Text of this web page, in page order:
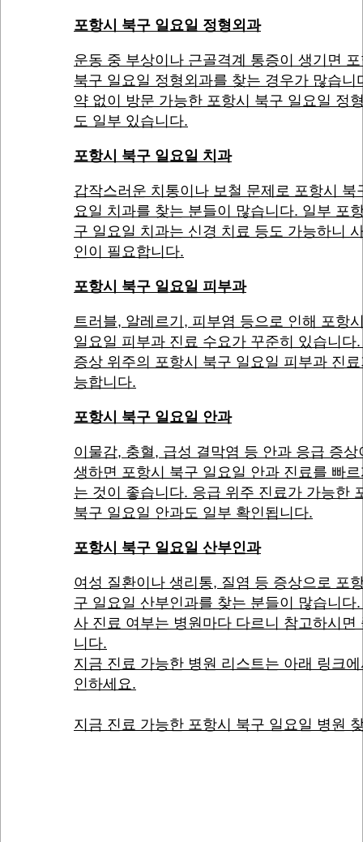
포항시 북구 일요일 정형외과
운동 중 부상이나 근골격계 통증이 생기면
북구 일요일 정형외과를 찾는 경우가 많습니
약 없이 방문 가능한 포항시 북구 일요일 정
도 일부 있습니다.
포항시 북구 일요일 치과
갑작스러운 치통이나 보철 문제로 포항시 북
요일 치과를 찾는 분들이 많습니다. 일부 포
구 일요일 치과는 신경 치료 등도 가능하니
인이 필요합니다.
포항시 북구 일요일 피부과
트러블, 알레르기, 피부염 등으로 인해 포항
일요일 피부과 진료 수요가 꾸준히 있습니다
증상 위주의 포항시 북구 일요일 피부과 진
능합니다.
포항시 북구 일요일 안과
이물감, 충혈, 급성 결막염 등 안과 응급 증상
생하면 포항시 북구 일요일 안과 진료를 빠
는 것이 좋습니다. 응급 위주 진료가 가능한
북구 일요일 안과도 일부 확인됩니다.
포항시 북구 일요일 산부인과
여성 질환이나 생리통, 질염 등 증상으로 포
구 일요일 산부인과를 찾는 분들이 많습니다
사 진료 여부는 병원마다 다르니 참고하시면
니다.
지금 진료 가능한 병원 리스트는 아래 링크
인하세요.
지금 진료 가능한 포항시 북구 일요일 병원